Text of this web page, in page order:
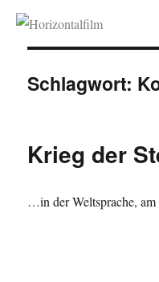
Horizontalfilm
Schlagwort:
Krieg der
…in der Weltsprache, am